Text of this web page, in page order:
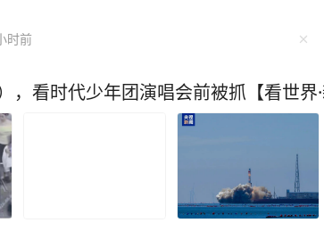
时前
，看时代少年团演唱会前被抓【看世界·